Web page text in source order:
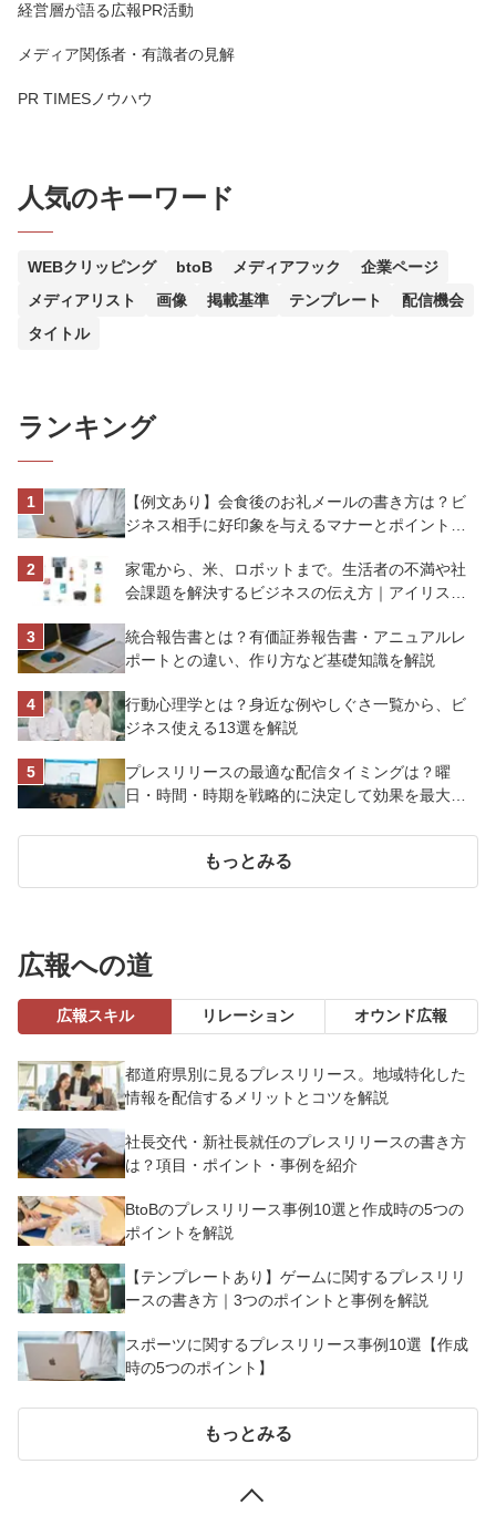
経営層が語る広報PR活動
メディア関係者・有識者の見解
PR TIMESノウハウ
人気のキーワード
WEBクリッピング btoB メディアフック
企業ページ
メディアリスト
画像 掲載基準 テンプレート
配信機会
タイトル
ランキング
【例文あり】会食後のお礼メールの書き方は？ビ
ジネス相手に好印象を与えるマナーとポイントを
家電から、米、ロボットまで。生活者の不満や社
会課題を解決するビジネスの伝え方｜アイリスオ
統合報告書とは？有価証券報告書・アニュアルレ
ポートとの違い、作り方など基礎知識を解説
行動心理学とは？身近な例やしぐさ一覧から、ビ
ジネス使える13選を解説
プレスリリースの最適な配信タイミングは？曜
日・時間・時期を戦略的に決定して効果を最大化
もっとみる
広報への道
広報スキル リレーション オウンド広報
都道府県別に見るプレスリリース。地域特化した
情報を配信するメリットとコツを解説
社長交代・新社長就任のプレスリリースの書き方
は？項目・ポイント・事例を紹介
BtoBのプレスリリース事例10選と作成時の5つの
ポイントを解説
【テンプレートあり】ゲームに関するプレスリリ
ースの書き方｜3つのポイントと事例を解説
スポーツに関するプレスリリース事例10選【作成
時の5つのポイント】
もっとみる